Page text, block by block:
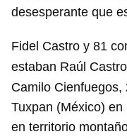
desesperante que
Fidel Castro y 81
estaban Raúl
Camilo Cienfuegos,
Tuxpan (México)
en territorio